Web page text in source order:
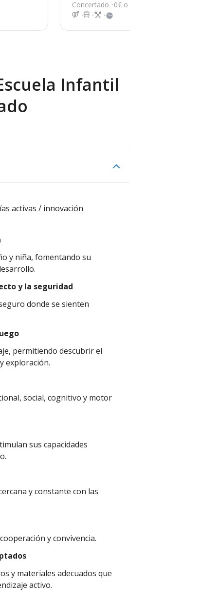
Logroño
Concertado
0€ o <100€
Infantil
activas / innovación
y niña, fomentando su
y la seguridad
donde se sienten
permitiendo descubrir el
exploración.
social, cognitivo y motor
sus capacidades
y constante con las
y convivencia.
y materiales adecuados que
activo.